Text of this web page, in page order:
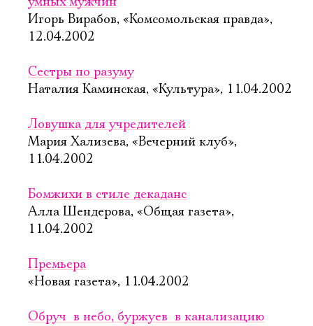
Игорь Вирабов, «Комсомольская правда»,
12.04.2002
Сестры по разуму
Наталия Каминская, «Культура», 11.04.2002
Ловушка для учредителей
Мария Хализева, «Вечерний клуб»,
11.04.2002
Бомжихи в стиле декаданс
Алла Шендерова, «Общая газета»,
11.04.2002
Премьера
«Новая газета», 11.04.2002
Обруч  в небо, буржуев  в канализацию